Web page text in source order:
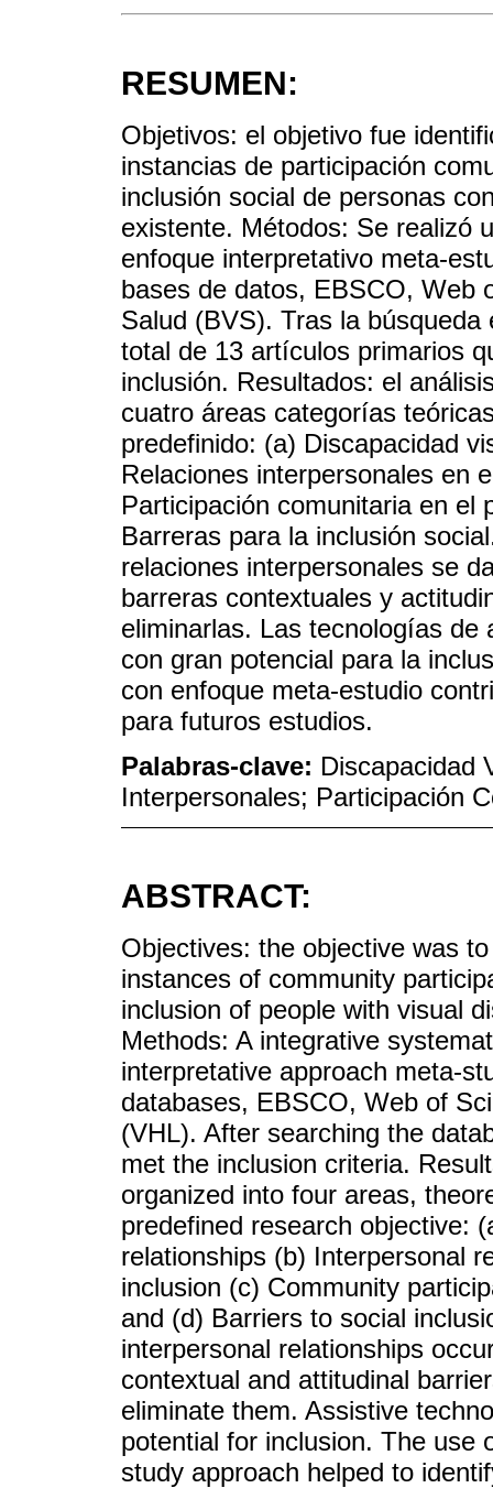
RESUMEN:
Objetivos: el objetivo fue
instancias de participación
inclusión social de personas
existente. Métodos: Se realizó
enfoque interpretativo meta-
bases de datos, EBSCO, Web
Salud (BVS). Tras la
total de 13 artículos primarios
inclusión. Resultados: el
cuatro áreas categorías
predefinido: (a) Discapacidad
Relaciones interpersonales en
Participación comunitaria en el
Barreras para la inclusión
relaciones interpersonales se
barreras contextuales y
eliminarlas. Las tecnologías
con gran potencial para la
con enfoque meta-estudio
para futuros estudios.
Palabras-clave: Discapacidad
Interpersonales; Participación
ABSTRACT:
Objectives: the objective was
instances of community
inclusion of people with visual
Methods: A integrative
interpretative approach meta-
databases, EBSCO, Web of
(VHL). After searching the
met the inclusion criteria.
organized into four areas,
predefined research objective:
relationships (b) Interpersonal
inclusion (c) Community
and (d) Barriers to social
interpersonal relationships
contextual and attitudinal
eliminate them. Assistive
potential for inclusion. The use
study approach helped to